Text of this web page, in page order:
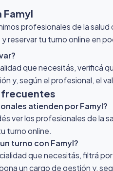
Famyl
profesionales de la
reservar tu turno online en
que necesitás, verificá
y, según el profesional, el
frecuentes
atienden por Famyl?
ver los profesionales de la
turno online.
turno con Famyl?
que necesitás, filtrá
un cargo de gestión y,